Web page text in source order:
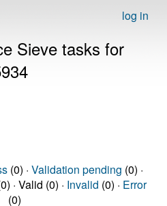
log in
Sieve tasks for
(0) · Validation pending (0) ·
· Valid (0) · Invalid (0) · Error
(0)